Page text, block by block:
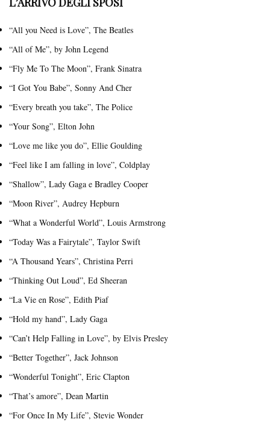
“All you Need is Love”, The Beatles
“All of Me”, by John Legend
“Fly Me To The Moon”, Frank Sinatra
“I Got You Babe”, Sonny And Cher
“Every breath you take”, The Police
“Your Song”, Elton John
“Love me like you do”, Ellie Goulding
“Feel like I am falling in love”, Coldplay
“Shallow”, Lady Gaga e Bradley Cooper
“Moon River”, Audrey Hepburn
“What a Wonderful World”, Louis Armstrong
“Today Was a Fairytale”, Taylor Swift
“A Thousand Years”, Christina Perri
“Thinking Out Loud”, Ed Sheeran
“La Vie en Rose”, Edith Piaf
“Hold my hand”, Lady Gaga
“Can’t Help Falling in Love”, by Elvis Presley
“Better Together”, Jack Johnson
“Wonderful Tonight”, Eric Clapton
“That’s amore”, Dean Martin
“For Once In My Life”, Stevie Wonder